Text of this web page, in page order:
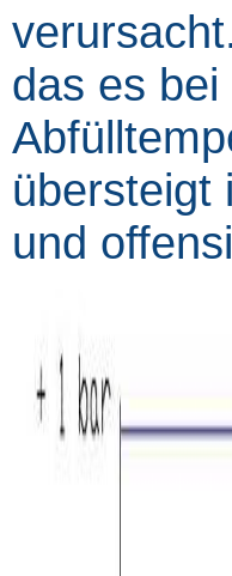
das es
übersteigt
und